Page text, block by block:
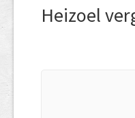
Heizoel